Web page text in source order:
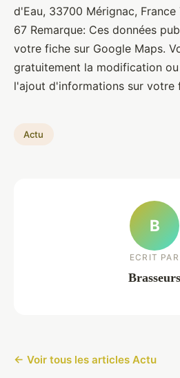
Brasseurs•10 janvier 2022 •1 min
d'Eau, 33700 Mérignac,
67 Remarque: Ces données
votre fiche sur Google Maps.
gratuitement la modification
l'ajout d'informations sur votre
Actu
B
ECRIT PAR
Brasseurs
← Voir tous les articles Actu